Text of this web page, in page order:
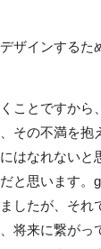
ザインするた
くことですか
その不満を抱
はなれない
と思います。
したが、それ
将来に繋がっ